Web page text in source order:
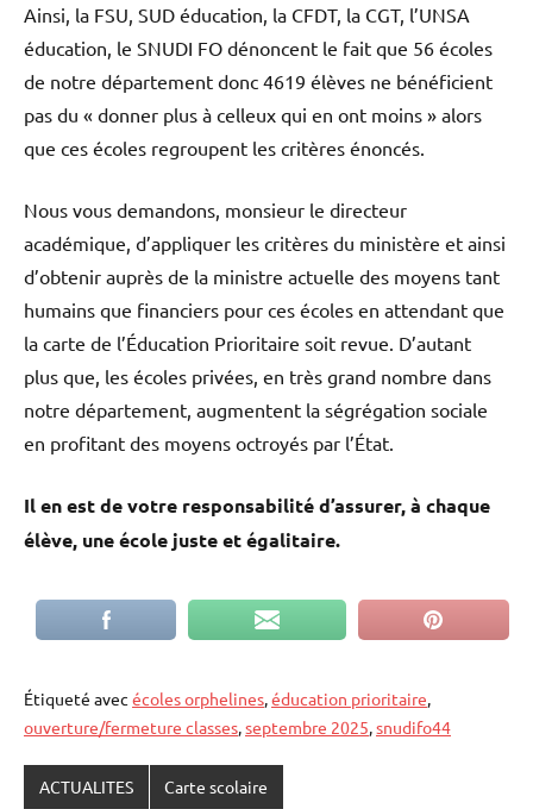
Ainsi, la FSU, SUD éducation, la CFDT, la CGT, l’UNSA
éducation, le SNUDI FO dénoncent le fait que 56 écoles
de notre département donc 4619 élèves ne bénéficient
pas du « donner plus à celleux qui en ont moins » alors
que ces écoles regroupent les critères énoncés.
Nous vous demandons, monsieur le directeur
académique, d’appliquer les critères du ministère et ainsi
d’obtenir auprès de la ministre actuelle des moyens tant
humains que financiers pour ces écoles en attendant que
la carte de l’Éducation Prioritaire soit revue. D’autant
plus que, les écoles privées, en très grand nombre dans
notre département, augmentent la ségrégation sociale
en profitant des moyens octroyés par l’État.
Il en est de votre responsabilité d’assurer, à chaque
élève, une école juste et égalitaire.
Étiqueté avec écoles orphelines,éducation prioritaire,
ouverture/fermeture classes,septembre 2025,snudifo44
ACTUALITES Carte scolaire